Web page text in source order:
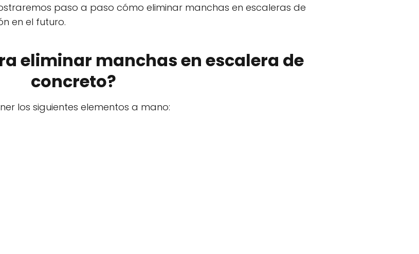
paso a paso cómo eliminar manchas en escaleras de
en el futuro.
eliminar manchas en escalera de
concreto?
los siguientes elementos a mano: